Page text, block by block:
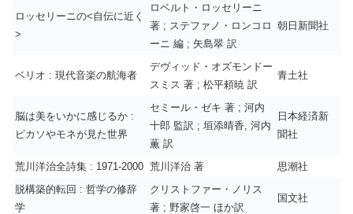
ロッセリーニの<自伝に近く
>
ロベルト・ロッセリーニ
著 ; ステファノ・ロンコロ
ーニ 編 ; 矢島翠 訳
朝日新聞社
ベリオ : 現代音楽の航海者
デヴィッド・オズモンドー
スミス 著 ; 松平頼暁 訳
青土社
脳は美をいかに感じるか :
ピカソやモネが見た世界
セミール・ゼキ 著 ; 河内
十郎 監訳 ; 垣添晴香, 河内
薫 訳
日本経済新
聞社
荒川洋治全詩集 : 1971-2000 荒川洋治 著
思潮社
脱構築的転回 : 哲学の修辞
学
クリストファー・ノリス
著 ; 野家啓一 ほか訳
国文社